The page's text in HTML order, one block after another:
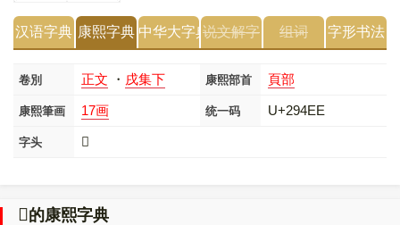
汉语字典 康熙字典 中华大字典说文解字 组词 字形书法
卷別 正文 ・ 戌集下 康熙部首 頁部
康熙筆画 17画 统一码 U+294EE
字头 𩓮
𩓮的康熙字典